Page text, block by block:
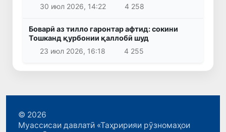
30 июл 2026, 14:22
4 258
Боварӣ аз тилло гаронтар афтид: сокини
Тошканд қурбонии қаллобӣ шуд
23 июл 2026, 16:18
4 255
© 2026
Муассисаи давлатӣ «Таҳририяи рӯзномаҳои